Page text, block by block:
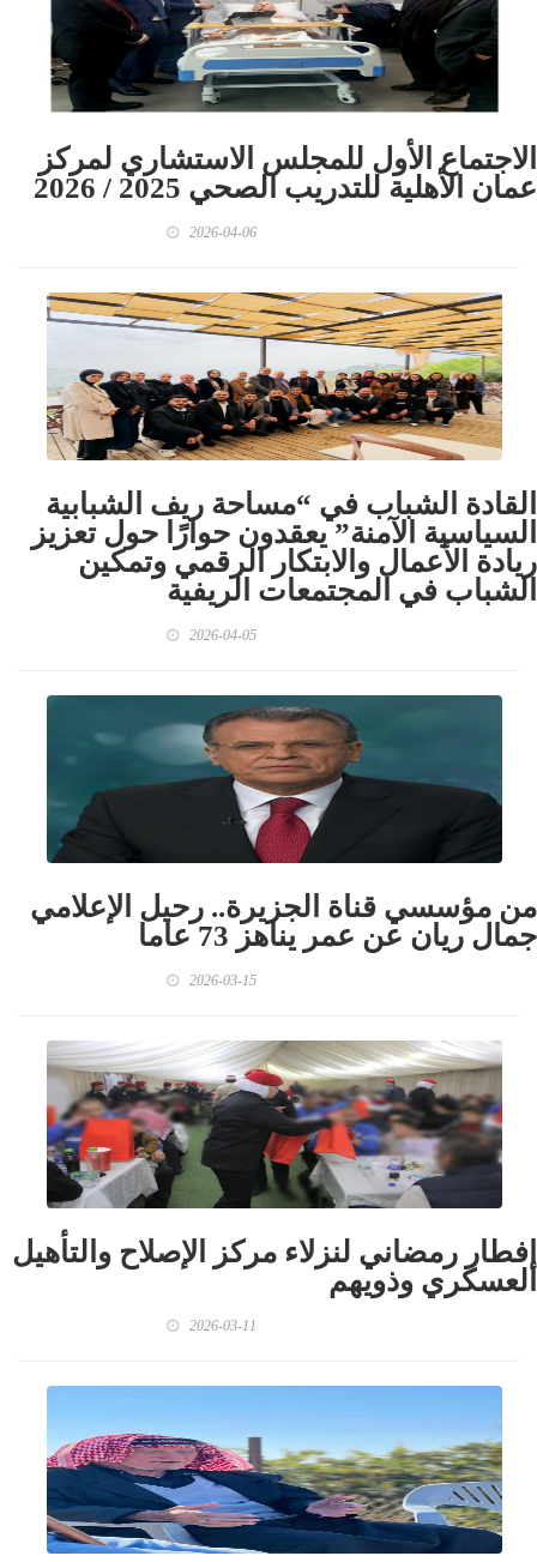
الاجتماع الأول للمجلس الاستشاري لمركز
عمان الأهلية للتدريب الصحي 2025 / 2026
2026-04-06
القادة الشباب في “مساحة ريف الشبابية
السياسية الآمنة” يعقدون حوارًا حول تعزيز
ريادة الأعمال والابتكار الرقمي وتمكين
الشباب في المجتمعات الريفية
2026-04-05
من مؤسسي قناة الجزيرة.. رحيل الإعلامي
جمال ريان عن عمر يناهز 73 عاما
2026-03-15
إفطار رمضاني لنزلاء مركز الإصلاح والتأهيل
العسكري وذويهم
2026-03-11